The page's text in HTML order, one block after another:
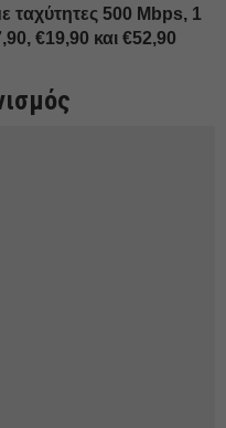
ταχύτητες 500 Mbps, 1
€19,90 και €52,90